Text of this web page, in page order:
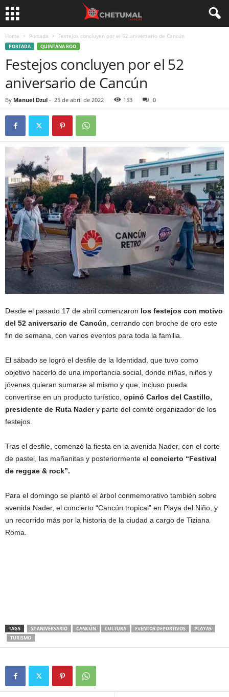
Home Portada Festejos concluyen por el 52 aniversario de Cancún
PORTADA QUINTANA ROO
Festejos concluyen por el 52
aniversario de Cancún
By Manuel Dzul - 25 de abril de 2022 153 0
Desde el pasado 17 de abril comenzaron los festejos con motivo
del 52 aniversario de Cancún , cerrando con broche de oro este
fin de semana, con varios eventos para toda la familia.
El sábado se logró el desfile de la Identidad, que tuvo como
objetivo hacerlo de una importancia social, donde niñas, niños y
jóvenes quieran sumarse al mismo y que, incluso pueda
convertirse en un producto turístico, opinó Carlos del Castillo,
presidente de Ruta Nadery parte del comité organizador de los
festejos.
Tras el desfile, comenzó la fiesta en la avenida Nader, con el corte
de pastel, las mañanitas y posteriormente el concierto “Festival
de reggae & rock”.
Para el domingo se plantó el árbol conmemorativo también sobre
avenida Nader, el concierto “Cancún tropical” en Playa del Niño, y
un recorrido más por la historia de la ciudad a cargo de Tiziana
Roma.
TAGS 52 ANIVERSARIO CANCÚN CULTURA EVENTOS DEPORTIVOS
PLAYAS
TURISMO